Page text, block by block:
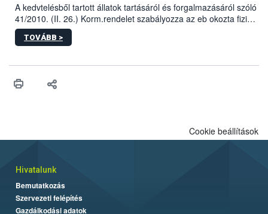
A kedvtelésből tartott állatok tartásáról és forgalmazásáról szóló
41/2010. (II. 26.) Korm.rendelet szabályozza az eb okozta fizikai
sérülés, illetve ennek veszélye keletkezésekor felmerülő
hatósági feladatokat, valamint a veszélyes eb tartását és annak
vonni az ebek viselkedésének megítélésében jártas szakértőt.
TOVÁBB >
Cookie beállítások
Hivatalunk
Bemutatkozás
Szervezeti felépítés
Gazdálkodási adatok